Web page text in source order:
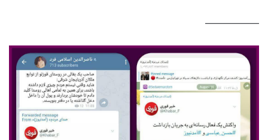
——————